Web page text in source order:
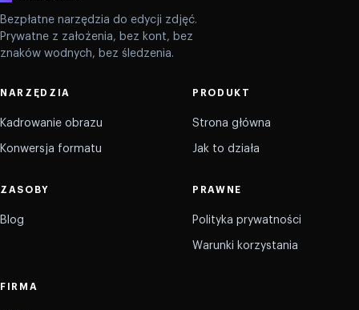
Bezpłatne narzędzia do edycji zdjęć.
Prywatne z założenia, bez kont, bez
znaków wodnych, bez śledzenia.
NARZĘDZIA
Kadrowanie obrazu
Konwersja formatu
PRODUKT
Strona główna
Jak to działa
ZASOBY
Blog
PRAWNE
Polityka prywatności
Warunki korzystania
FIRMA